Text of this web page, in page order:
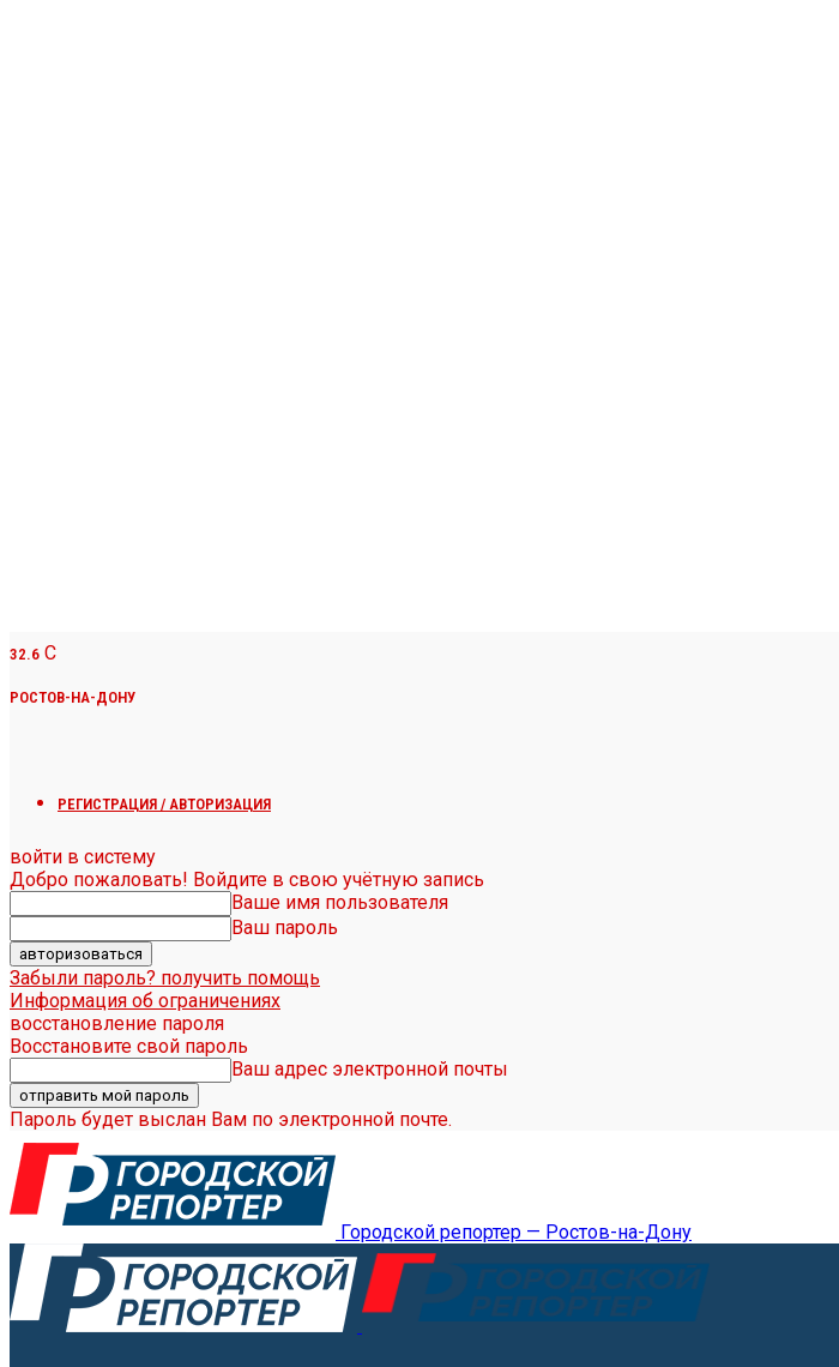
32.6 C
РОСТОВ-НА-ДОНУ
РЕГИСТРАЦИЯ / АВТОРИЗАЦИЯ
войти в систему
Добро пожаловать! Войдите в свою учётную запись
Ваше имя пользователя
Ваш пароль
Забыли пароль? получить помощь
Информация об ограничениях
восстановление пароля
Восстановите свой пароль
Ваш адрес электронной почты
Пароль будет выслан Вам по электронной почте.
Городской репортер — Ростов-на-Дону